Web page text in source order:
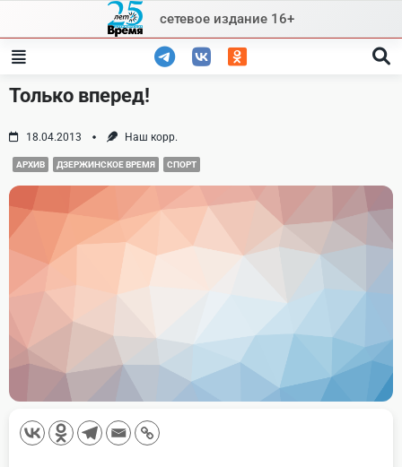
content
сетевое издание 16+
Только вперед!
18.04.2013 Наш корр.
АРХИВ ДЗЕРЖИНСКОЕ ВРЕМЯ СПОРТ